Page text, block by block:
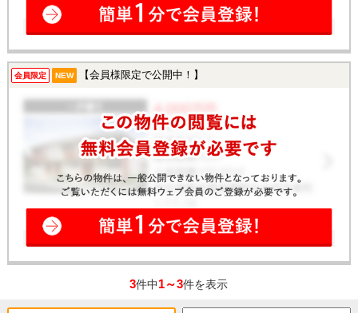
会員限定 NEW 【会員様限定で公開中！】
3件中1～3件を表示